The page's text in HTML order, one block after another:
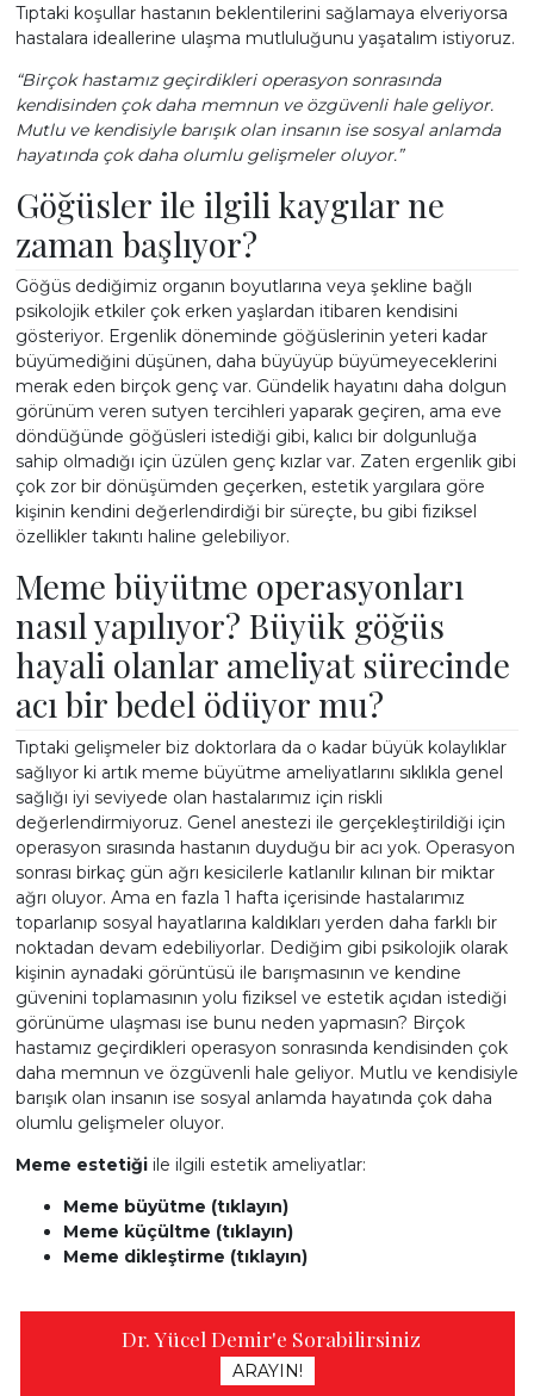
BASINDA
İLETİŞİM
Tıptaki koşullar hastanın beklentilerini sağlamaya elveriyorsa
hastalara ideallerine ulaşma mutluluğunu yaşatalım istiyoruz.
“Birçok hastamız geçirdikleri operasyon sonrasında
kendisinden çok daha memnun ve özgüvenli hale geliyor.
Mutlu ve kendisiyle barışık olan insanın ise sosyal anlamda
hayatında çok daha olumlu gelişmeler oluyor.”
Göğüsler ile ilgili kaygılar ne
zaman başlıyor?
Göğüs dediğimiz organın boyutlarına veya şekline bağlı
psikolojik etkiler çok erken yaşlardan itibaren kendisini
gösteriyor. Ergenlik döneminde göğüslerinin yeteri kadar
büyümediğini düşünen, daha büyüyüp büyümeyeceklerini
merak eden birçok genç var. Gündelik hayatını daha dolgun
görünüm veren sutyen tercihleri yaparak geçiren, ama eve
döndüğünde göğüsleri istediği gibi, kalıcı bir dolgunluğa
sahip olmadığı için üzülen genç kızlar var. Zaten ergenlik gibi
çok zor bir dönüşümden geçerken, estetik yargılara göre
kişinin kendini değerlendirdiği bir süreçte, bu gibi fiziksel
özellikler takıntı haline gelebiliyor.
Meme büyütme operasyonları
nasıl yapılıyor? Büyük göğüs
hayali olanlar ameliyat sürecinde
acı bir bedel ödüyor mu?
Tıptaki gelişmeler biz doktorlara da o kadar büyük kolaylıklar
sağlıyor ki artık meme büyütme ameliyatlarını sıklıkla genel
sağlığı iyi seviyede olan hastalarımız için riskli
değerlendirmiyoruz. Genel anestezi ile gerçekleştirildiği için
operasyon sırasında hastanın duyduğu bir acı yok. Operasyon
sonrası birkaç gün ağrı kesicilerle katlanılır kılınan bir miktar
ağrı oluyor. Ama en fazla 1 hafta içerisinde hastalarımız
toparlanıp sosyal hayatlarına kaldıkları yerden daha farklı bir
noktadan devam edebiliyorlar. Dediğim gibi psikolojik olarak
kişinin aynadaki görüntüsü ile barışmasının ve kendine
güvenini toplamasının yolu fiziksel ve estetik açıdan istediği
görünüme ulaşması ise bunu neden yapmasın? Birçok
hastamız geçirdikleri operasyon sonrasında kendisinden çok
daha memnun ve özgüvenli hale geliyor. Mutlu ve kendisiyle
barışık olan insanın ise sosyal anlamda hayatında çok daha
olumlu gelişmeler oluyor.
Meme estetiği ile ilgili estetik ameliyatlar:
Meme büyütme (tıklayın)
Meme küçültme (tıklayın)
Meme dikleştirme (tıklayın)
Dr. Yücel Demir'e Sorabilirsiniz
ARAYIN!